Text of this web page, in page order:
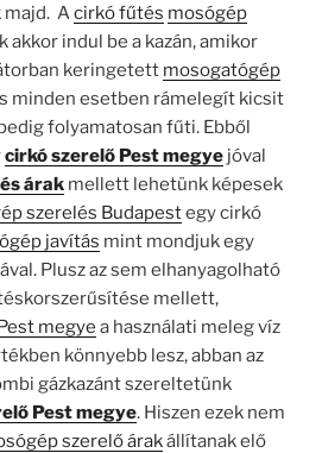
majd. Acirkó fűtés mosógép
akkor indul be a kazán, amikor
keringetett mosogatógép
minden esetben rámelegít kicsit
folyamatosan fűti. Ebből
cirkó szerelő Pest megye jóval
árakmellett lehetünk képesek
szerelés Budapestegy cirkó
javítás mint mondjuk egy
Plusz az sem elhanyagolható
mellett,
megye a használati meleg víz
könnyebb lesz, abban az
gázkazánt szereltetünk
Pest megye. Hiszen ezek nem
szerelő árakállítanak elő